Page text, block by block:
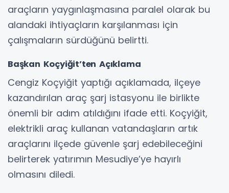
araçların yaygınlaşmasına paralel olarak bu
alandaki ihtiyaçların karşılanması için
çalışmaların sürdüğünü belirtti.
Başkan Koçyiğit’ten Açıklama
Cengiz Koçyiğit yaptığı açıklamada, ilçeye
kazandırılan araç şarj istasyonu ile birlikte
önemli bir adım atıldığını ifade etti. Koçyiğit,
elektrikli araç kullanan vatandaşların artık
araçlarını ilçede güvenle şarj edebileceğini
belirterek yatırımın Mesudiye’ye hayırlı
olmasını diledi.